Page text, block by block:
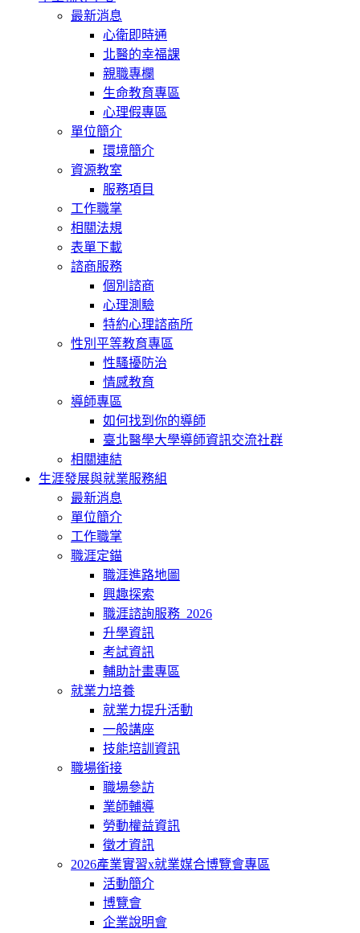
最新消息
心衛即時通
北醫的幸福課
親職專欄
生命教育專區
心理假專區
單位簡介
環境簡介
資源教室
服務項目
工作職掌
相關法規
表單下載
諮商服務
個別諮商
心理測驗
特約心理諮商所
性別平等教育專區
性騷擾防治
情感教育
導師專區
如何找到你的導師
臺北醫學大學導師資訊交流社群
相關連結
生涯發展與就業服務組
最新消息
單位簡介
工作職掌
職涯定錨
職涯進路地圖
興趣探索
職涯諮詢服務_2026
升學資訊
考試資訊
輔助計畫專區
就業力培養
就業力提升活動
一般講座
技能培訓資訊
職場銜接
職場參訪
業師輔導
勞動權益資訊
徵才資訊
2026產業實習x就業媒合博覽會專區
活動簡介
博覽會
企業說明會